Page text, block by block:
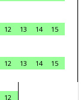
12 13 14
15
12 13 14
15
12